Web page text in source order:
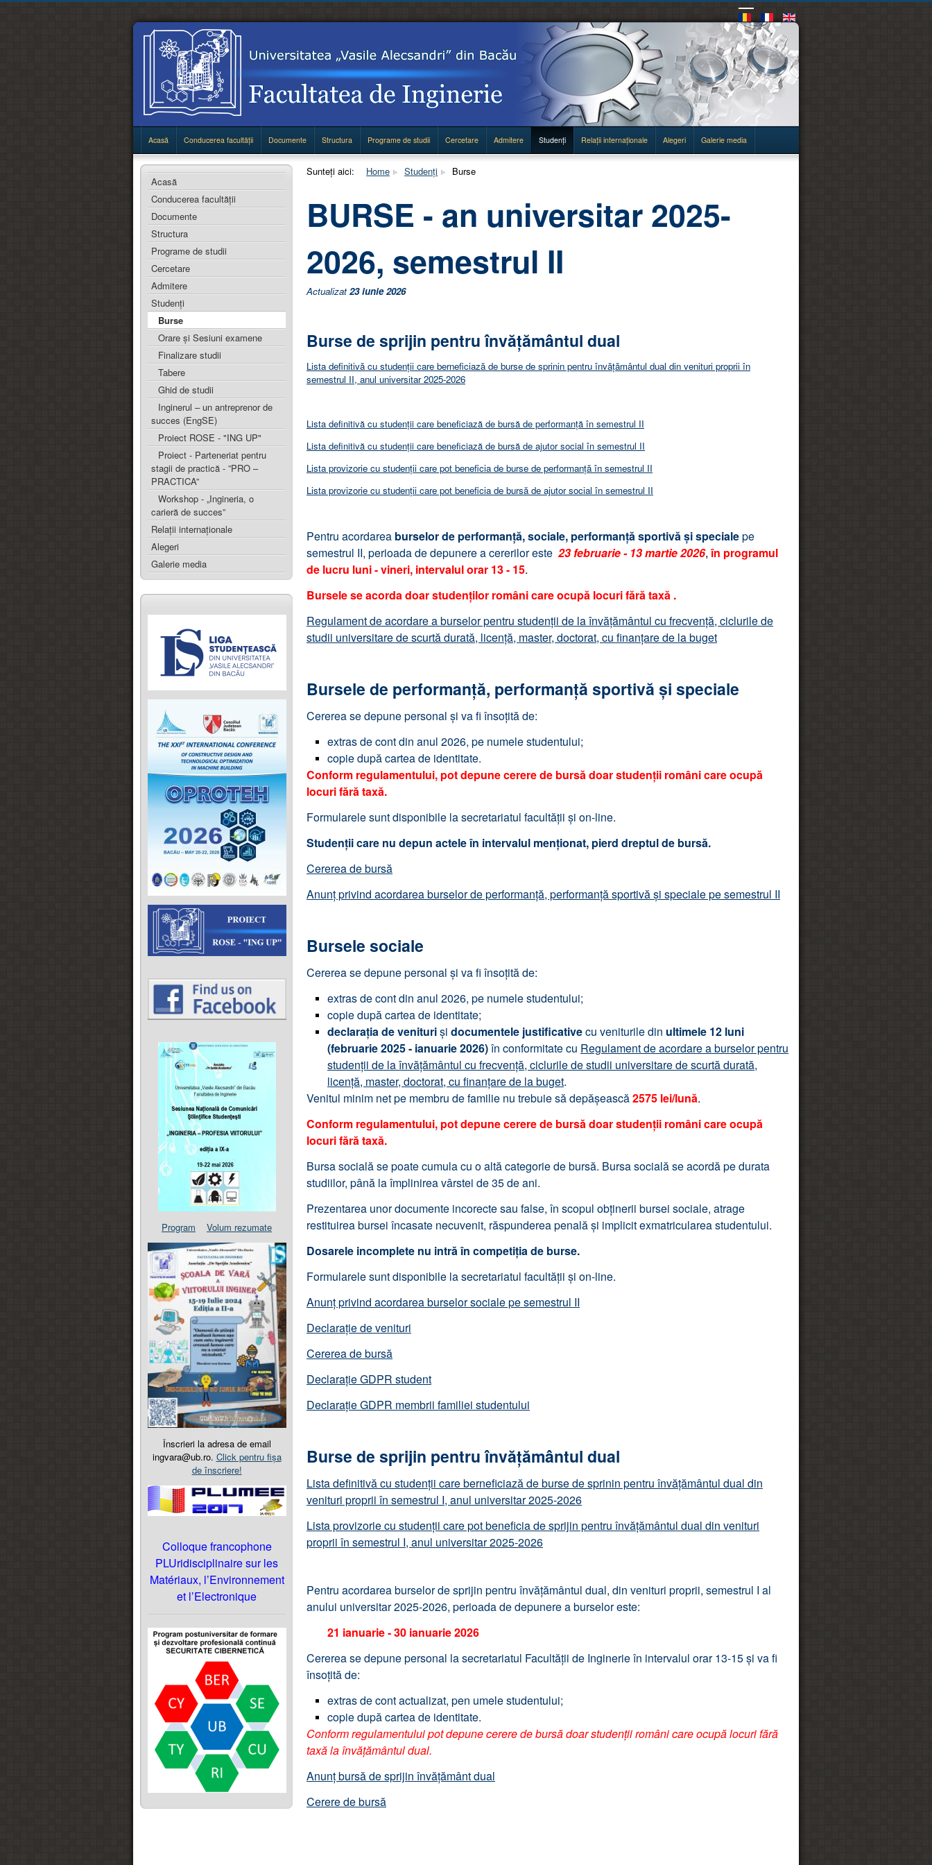
Acasă Conducerea facultății Documente Structura Programe de studii Cercetare Admitere Studenţi Relaţii internaţionale Alegeri Galerie media
Acasă
Conducerea facultății
Documente
Structura
Programe de studii
Cercetare
Admitere
Studenţi
Burse
Orare și Sesiuni examene
Finalizare studii
Tabere
Ghid de studii
Inginerul – un antreprenor de
succes (EngSE)
Proiect ROSE - "ING UP"
Proiect - Parteneriat pentru
stagii de practică - ”PRO –
PRACTICA”
Workshop - „Ingineria, o
carieră de succes”
Relaţii internaţionale
Alegeri
Galerie media
Program Volum rezumate
Înscrieri la adresa de email
ingvara@ub.ro. Click pentru fișa
de înscriere!
Colloque francophone
PLUridisciplinaire sur les
Matériaux, l’Environnement
et l’Electronique
Sunteți aici: Home Studenţi Burse
BURSE - an universitar 2025-
2026, semestrul II
Actualizat23 iunie 2026
Burse de sprijin pentru învățământul dual
Lista definitivă cu studenții care berneficiază de burse de sprinin pentru învățământul dual din venituri proprii în
semestrul II, anul universitar 2025-2026
Lista definitivă cu studenții care beneficiază de bursă de performanță în semestrul II
Lista definitivă cu studenții care beneficiază de bursă de ajutor social în semestrul II
Lista provizorie cu studenții care pot beneficia de burse de performanță în semestrul II
Lista provizorie cu studenții care pot beneficia de bursă de ajutor social în semestrul II
Pentru acordarea burselor de performanță, sociale, performanță sportivă și specialepe
semestrul II, perioada de depunere a cererilor este 23 februarie - 13 martie 2026,în programul
de lucru luni - vineri, intervalul orar 13 - 15.
Bursele se acorda doar studenților români care ocupă locuri fără taxă .
Regulament de acordare a burselor pentru studenții de la învăţământul cu frecvenţă, ciclurile de
studii universitare de scurtă durată, licență, master, doctorat, cu finanțare de la buget
Bursele de performanță, performanță sportivă și speciale
Cererea se depune personal și va fi însoțită de:
extras de cont din anul 2026, pe numele studentului;
copie după cartea de identitate.
Conform regulamentului, pot depune cerere de bursă doar studenții români care ocupă
locuri fără taxă.
Formularele sunt disponibile la secretariatul facultății și on-line.
Studenții care nu depun actele în intervalul menționat, pierd dreptul de bursă.
Cererea de bursă
Anunț privind acordarea burselor de performanță, performanță sportivă și speciale pe semestrul II
Bursele sociale
Cererea se depune personal și va fi însoțită de:
extras de cont din anul 2026, pe numele studentului;
copie după cartea de identitate;
declarația de venituriși documentele justificativecu veniturile din ultimele 12 luni
(februarie 2025 - ianuarie 2026)în conformitate cu Regulament de acordare a burselor pentru
studenții de la învăţământul cu frecvenţă, ciclurile de studii universitare de scurtă durată,
licență, master, doctorat, cu finanțare de la buget.
Venitul minim net pe membru de familie nu trebuie să depășească2575 lei/lună.
Conform regulamentului, pot depune cerere de bursă doar studenții români care ocupă
locuri fără taxă.
Bursa socială se poate cumula cu o altă categorie de bursă. Bursa socială se acordă pe durata
studiilor, până la împlinirea vârstei de 35 de ani.
Prezentarea unor documente incorecte sau false, în scopul obținerii bursei sociale, atrage
restituirea bursei încasate necuvenit, răspunderea penală și implicit exmatricularea studentului.
Dosarele incomplete nu intră în competiția de burse.
Formularele sunt disponibile la secretariatul facultății și on-line.
Anunț privind acordarea burselor sociale pe semestrul II
Declarație de venituri
Cererea de bursă
Declarație GDPR student
Declarație GDPR membrii familiei studentului
Burse de sprijin pentru învățământul dual
Lista definitivă cu studenții care berneficiază de burse de sprinin pentru învățământul dual din
venituri proprii în semestrul I, anul universitar 2025-2026
Lista provizorie cu studenții care pot beneficia de sprijin pentru învățământul dual din venituri
proprii în semestrul I, anul universitar 2025-2026
Pentru acordarea burselor de sprijin pentru învățământul dual, din venituri proprii, semestrul I al
anului universitar 2025-2026, perioada de depunere a burselor este:
21 ianuarie - 30 ianuarie 2026
Cererea se depune personal la secretariatul Facultății de Inginerie în intervalul orar 13-15 și va fi
însoțită de:
extras de cont actualizat, pen umele studentului;
copie după cartea de identitate.
Conform regulamentului pot depune cerere de bursă doar studenții români care ocupă locuri fără
taxă la învățământul dual.
Anunț bursă de sprijin învățământ dual
Cerere de bursă